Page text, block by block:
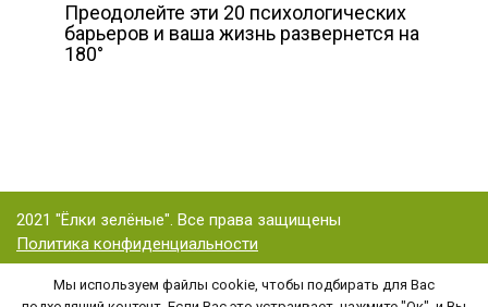
Преодолейте эти 20 психологических
барьеров и ваша жизнь развернется на
180°
2021 "Ёлки зелёные". Все права защищены
Политика конфиденциальности
Мы используем файлы cookie, чтобы подбирать для Вас